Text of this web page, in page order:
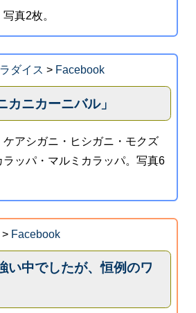
真2枚。
ダイス > Facebook
カニカーニバル」
アシガニ・ヒシガニ・モクズ
ラッパ・マルミカラッパ。写真6
> Facebook
い中でしたが、恒例のワ